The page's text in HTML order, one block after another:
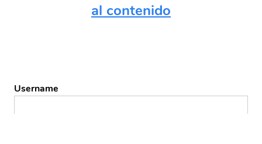
al contenido
Username